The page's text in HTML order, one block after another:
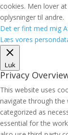
cookies. Men lover
oplysninger til andre.
Det er fint med mig
Læs vores
Luk
Privacy
This website uses
navigate through the
categorized as
essential for the